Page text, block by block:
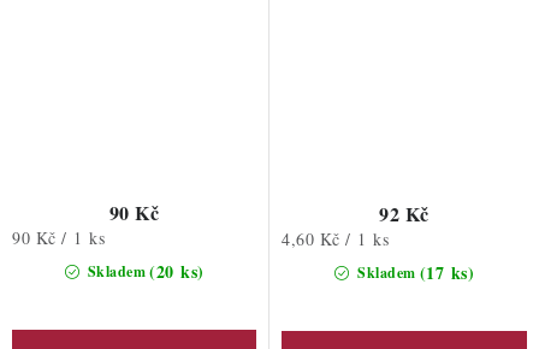
Skladem(20 ks)
90 Kč
Měrná
90 Kč / 1 ks
Skladem (17 ks)
92 Kč
Měrná
4,60 Kč / 1 ks